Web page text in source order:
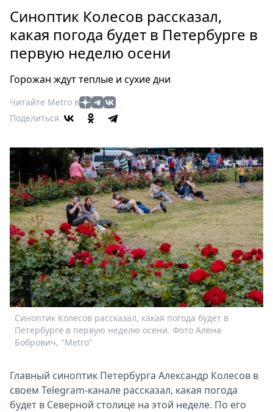
Россия
Мир
Здоровье
Туризм
Мода
Театр
Афиша
Книги
Выставки
Пресс-
релизы
О
Metro
Стримы
Спецпроекты
Звезды
Выборы
2026
Скачай
Синоптик Колесов рассказал,
какая погода будет в Петербурге в
первую неделю осени
Горожан ждут теплые и сухие дни
Читайте Metro в
Поделиться
Синоптик Колесов рассказал, какая погода будет в
Петербурге в первую неделю осени. Фото Алена
Бобрович, "Metro"
Главный синоптик Петербурга Александр Колесов в
своем Telegram-канале рассказал, какая погода
будет в Северной столице на этой неделе. По его